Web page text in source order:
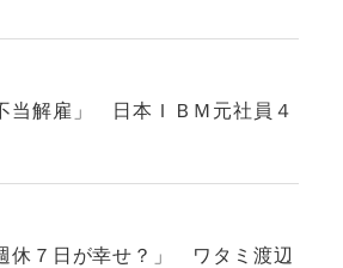
当解雇」 日本ＩＢＭ元社員４
休７日が幸せ？」 ワタミ渡辺